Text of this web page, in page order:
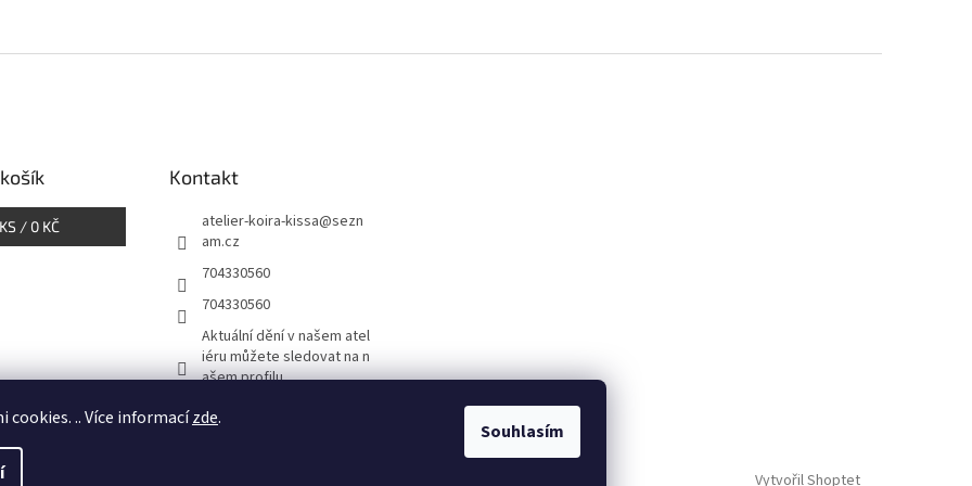
cookies. .. Více informacízde.
Souhlasím
/ 0 KČ
Kontakt
atelier-koira-kissa@sezn
am.cz
704330560
704330560
Aktuální dění v našem atel
iéru můžete sledovat na n
ašem profilu
atelier_koira_kissa/
Vytvořil Shoptet